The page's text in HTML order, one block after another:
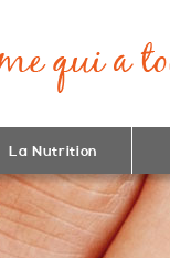
La Nutrition